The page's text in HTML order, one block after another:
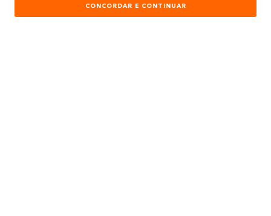
ATENDIMENTOCONCORDAR E CONTINUAR